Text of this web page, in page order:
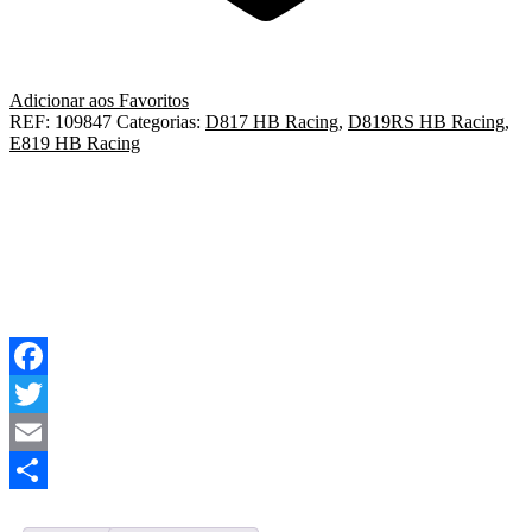
Adicionar aos Favoritos
REF: 109847 Categorias: D817 HB Racing, D819RS HB Racing,
E819 HB Racing
Facebook
Twitter
Email